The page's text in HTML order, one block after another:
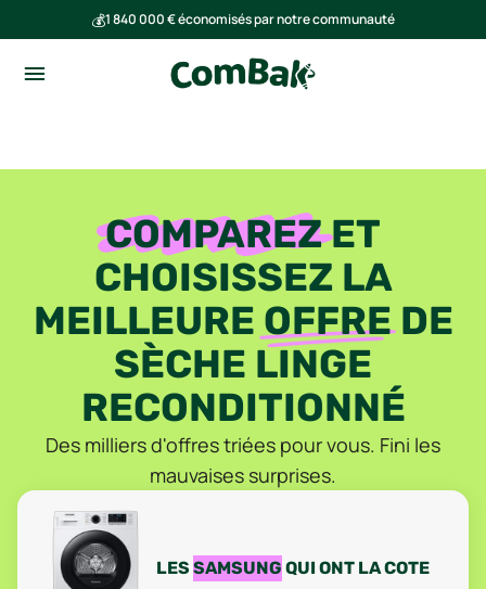
💰1 840 000 € économisés par notre communauté
COMPAREZET
CHOISISSEZ LA
MEILLEURE OFFREDE
SÈCHE LINGE
RECONDITIONNÉ
Des milliers d'offres triées pour vous. Fini les
mauvaises surprises.
LES SAMSUNG QUI ONT LA COTE